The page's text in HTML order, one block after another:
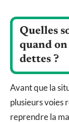
Quelles
quand on
dettes ?
Avant que la
plusieurs voies
reprendre la